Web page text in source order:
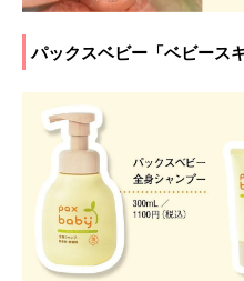
パックスベビー「ベビース